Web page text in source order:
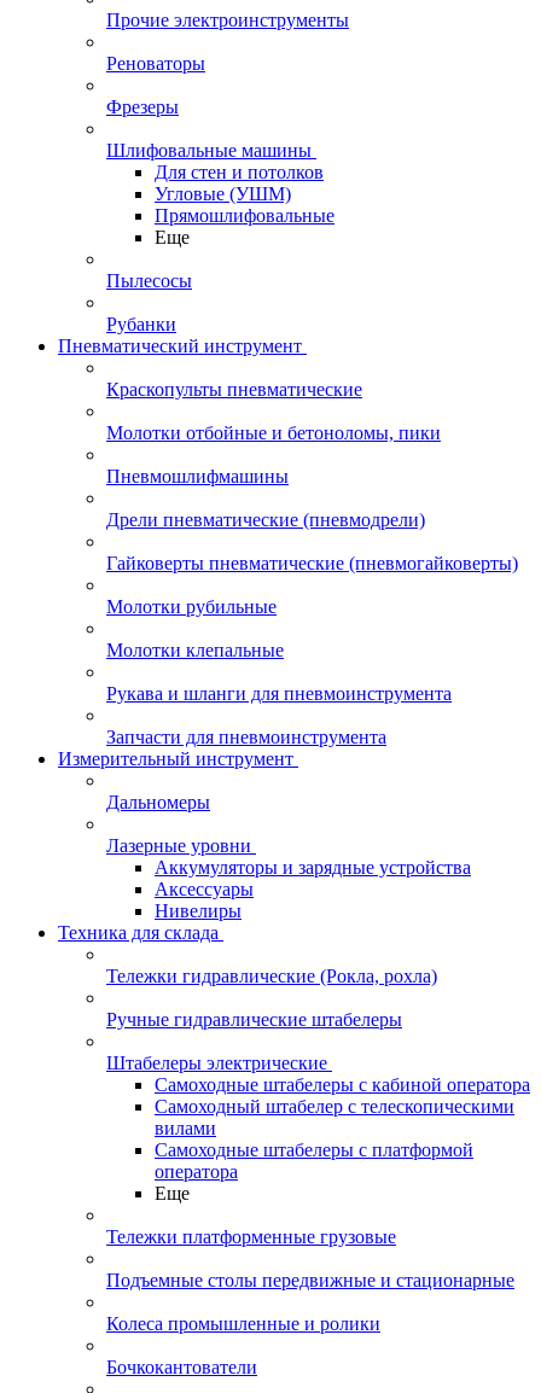
Прочие электроинструменты
Реноваторы
Фрезеры
Шлифовальные машины
Для стен и потолков
Угловые (УШМ)
Прямошлифовальные
Еще
Пылесосы
Рубанки
Пневматический инструмент
Краскопульты пневматические
Молотки отбойные и бетоноломы, пики
Пневмошлифмашины
Дрели пневматические (пневмодрели)
Гайковерты пневматические (пневмогайковерты)
Молотки рубильные
Молотки клепальные
Рукава и шланги для пневмоинструмента
Запчасти для пневмоинструмента
Измерительный инструмент
Дальномеры
Лазерные уровни
Аккумуляторы и зарядные устройства
Аксессуары
Нивелиры
Техника для склада
Тележки гидравлические (Рокла, рохла)
Ручные гидравлические штабелеры
Штабелеры электрические
Самоходные штабелеры с кабиной оператора
Самоходный штабелер с телескопическими
вилами
Самоходные штабелеры с платформой
оператора
Еще
Тележки платформенные грузовые
Подъемные столы передвижные и стационарные
Колеса промышленные и ролики
Бочкокантователи